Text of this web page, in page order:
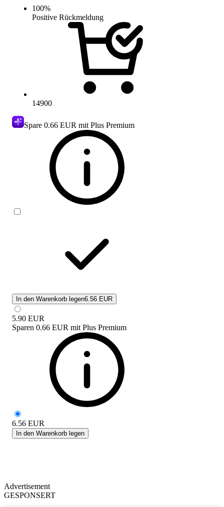
100%
Positive Rückmeldung
14900
Spare 0.66 EUR mit Plus Premium
In den Warenkorb legen6.56 EUR
5.90 EUR
Sparen 0.66 EUR mit Plus Premium
6.56 EUR
In den Warenkorb legen
Advertisement
GESPONSERT